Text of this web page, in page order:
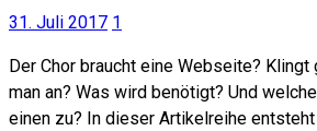
31. Juli 2017 1
Der Chor braucht eine Webseite?
man an? Was wird benötigt? Und
einen zu? In dieser Artikelreihe